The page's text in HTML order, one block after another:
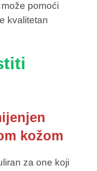
pomoći
kvalitetan
kožom
za one koji